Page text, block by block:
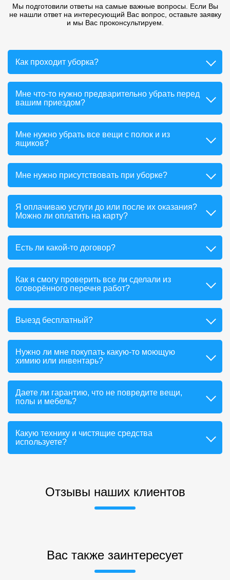
Мы подготовили ответы на самые важные вопросы. Если Вы
не нашли ответ на интересующий Вас вопрос, оставьте заявку
и мы Вас проконсультируем.
Как проходит уборка?
Мне что-то нужно предварительно убрать перед
вашим приездом?
Мне нужно убрать все вещи с полок и из
ящиков?
Мне нужно присутствовать при уборке?
Я оплачиваю услуги до или после их оказания?
Можно ли оплатить на карту?
Есть ли какой-то договор?
Как я смогу проверить все ли сделали из
оговорённого перечня работ?
Выезд бесплатный?
Нужно ли мне покупать какую-то моющую
химию или инвентарь?
Даете ли гарантию, что не повредите вещи,
полы и мебель?
Какую технику и чистящие средства
используете?
Отзывы наших клиентов
Вас также заинтересует